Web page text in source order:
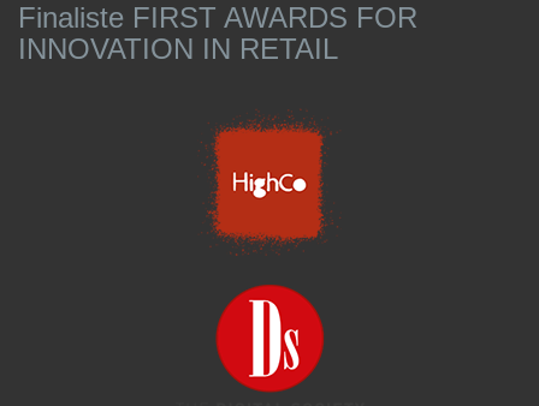
Finaliste FIRST AWARDS FOR
INNOVATION IN RETAIL